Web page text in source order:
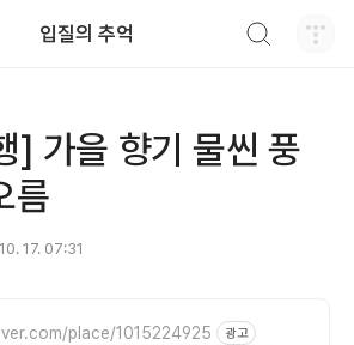
입질의 추억
] 가을 향기 물씬 풍
름
17. 07:31
place/1015224925 광고